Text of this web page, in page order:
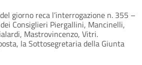
del giorno reca l’interrogazione n. 355 –
Consiglieri Piergallini, Mancinelli,
Mastrovincenzo, Vitri.
la Sottosegretaria della Giunta